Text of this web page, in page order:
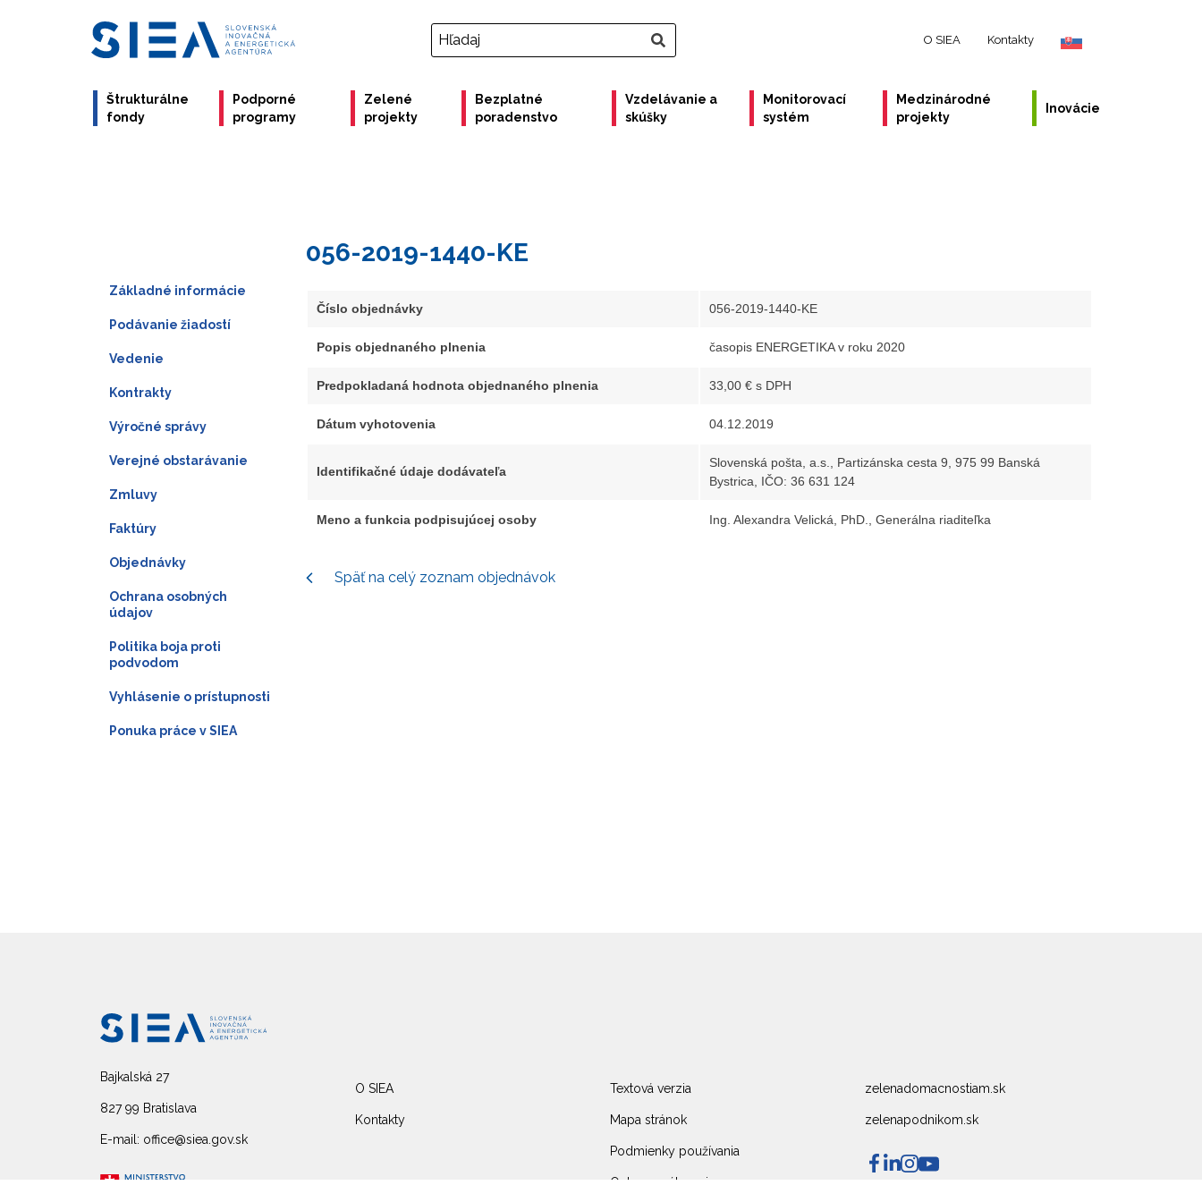
O SIEA Kontakty
Štrukturálne
fondy
Podporné
programy
Zelené
projekty
Bezplatné
poradenstvo
Vzdelávanie a
skúšky
Monitorovací
systém
Medzinárodné
projekty
Inovácie
056-2019-1440-KE
Číslo objednávky 056-2019-1440-KE
Popis objednaného plnenia časopis ENERGETIKA v roku 2020
Predpokladaná hodnota objednaného plnenia 33,00 € s DPH
Dátum vyhotovenia 04.12.2019
Identifikačné údaje dodávateľa
Slovenská pošta, a.s., Partizánska cesta 9, 975 99 Banská
Bystrica, IČO: 36 631 124
Meno a funkcia podpisujúcej osoby Ing. Alexandra Velická, PhD., Generálna riaditeľka
Späť na celý zoznam objednávok
Základné informácie
Podávanie žiadostí
Vedenie
Kontrakty
Výročné správy
Verejné obstarávanie
Zmluvy
Faktúry
Objednávky
Ochrana osobných
údajov
Politika boja proti
podvodom
Vyhlásenie o prístupnosti
Ponuka práce v SIEA
Bajkalská 27
827 99 Bratislava
E-mail: office@siea.gov.sk
O SIEA
Kontakty
Textová verzia
Mapa stránok
Podmienky používania
Ochrana súkromia
zelenadomacnostiam.sk
zelenapodnikom.sk